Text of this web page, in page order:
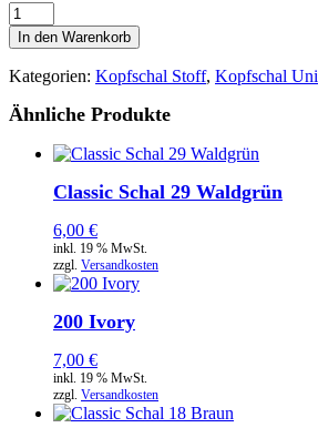
Uni
Schal
18
Helltürkis
Menge
In den Warenkorb
Kategorien: Kopfschal Stoff, Kopfschal Uni
Ähnliche Produkte
Classic Schal 29 Waldgrün
6,00 €
inkl. 19 % MwSt.
zzgl. Versandkosten
200 Ivory
7,00 €
inkl. 19 % MwSt.
zzgl. Versandkosten